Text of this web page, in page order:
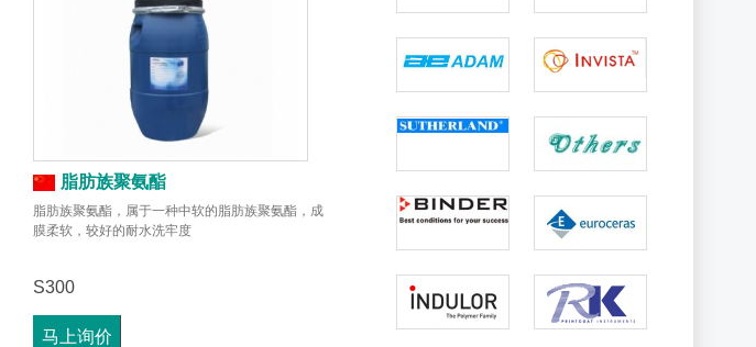
脂肪族聚氨酯
脂肪族聚氨酯，属于一种中软的脂肪族聚氨酯，成
膜柔软，较好的耐水洗牢度
S300
马上询价